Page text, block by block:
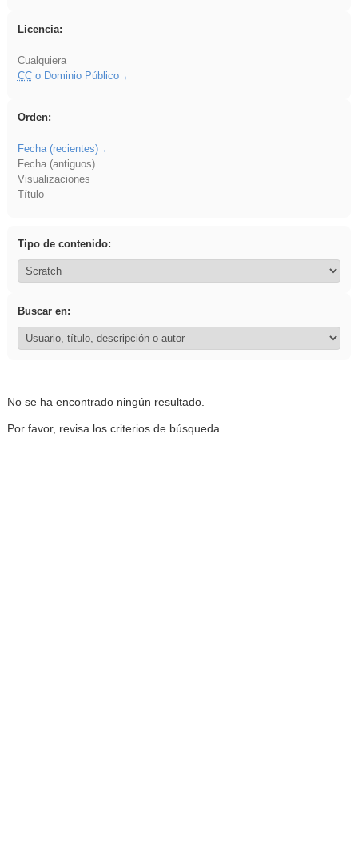
Licencia:
Cualquiera
CCo Dominio Público
Orden:
Fecha (recientes)
Fecha (antiguos)
Visualizaciones
Título
Tipo de contenido:
Buscar en:
No se ha encontrado ningún resultado.
Por favor, revisa los criterios de búsqueda.